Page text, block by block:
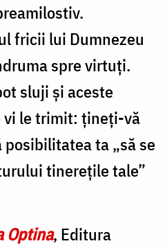
fricii lui Dumnezeu
spre virtuţi.
sluji şi aceste
vi le trimit: ţineţi-vă
ta „să se
tinereţile tale”
Optina, Editura